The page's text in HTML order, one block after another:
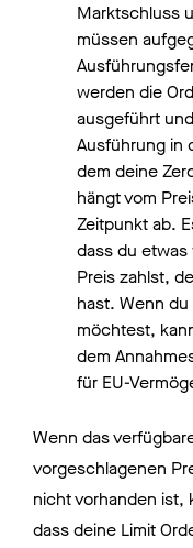
Marktschluss
müssen
werden die
ausgeführt
Ausführung in
dem deine
hängt vom
Zeitpunkt ab.
dass du
Preis zahlst,
hast. Wenn
möchtest,
dem
für EU-
Wenn das
vorgeschlagenen
nicht vorhanden ist,
dass deine Limit